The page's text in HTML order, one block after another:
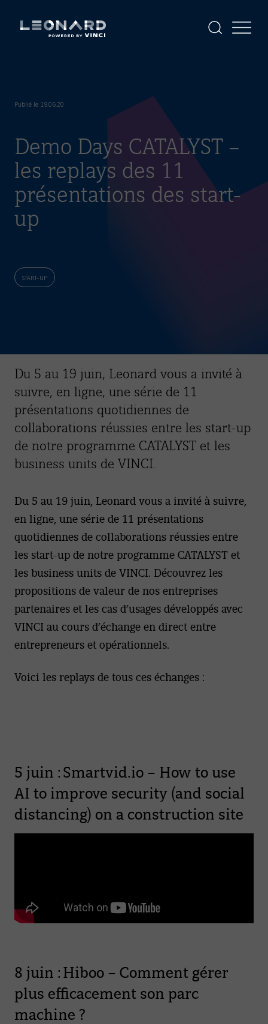
Publié le 19.06.20
Demo Days CATALYST –
les replays des 11
présentations des start-
up
START-UP
Du 5 au 19 juin, Leonard vous a invité à
suivre, en ligne, une série de 11
présentations quotidiennes de
collaborations réussies entre les start-up
de notre programme CATALYST et les
business units de VINCI.
Du 5 au 19 juin, Leonard vous a invité à suivre,
en ligne, une série de 11 présentations
quotidiennes de collaborations réussies entre
les start-up de notre programme CATALYST et
les business units de VINCI. Découvrez les
propositions de valeur de nos entreprises
partenaires et les cas d’usages développés avec
VINCI au cours d’échange en direct entre
entrepreneurs et opérationnels.
Voici les replays de tous ces échanges :
5 juin : Smartvid.io – How to use
AI to improve security (and social
distancing) on a construction site
8 juin : Hiboo – Comment gérer
plus efficacement son parc
machine ?
AfficherAfficher
gestion